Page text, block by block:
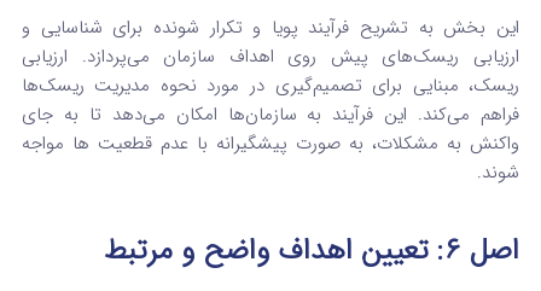
این بخش به تشریح فرآیند پویا و تکرار شونده برای شناسایی و
ارزیابی ریسک‌های پیش روی اهداف سازمان می‌پردازد. ارزیابی
ریسک، مبنایی برای تصمیم‌گیری در مورد نحوه مدیریت ریسک‌ها
فراهم می‌کند. این فرآیند به سازمان‌ها امکان می‌دهد تا به جای
واکنش به مشکلات، به صورت پیشگیرانه با عدم قطعیت‌ ها مواجه
شوند.
اصل ۶: تعیین اهداف واضح و مرتبط